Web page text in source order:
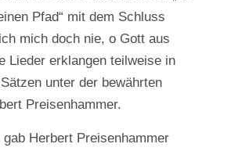
Pfad“ mit dem Schluss
mich doch nie, o Gott aus
Lieder erklangen teilweise in
unter der bewährten
Preisenhammer.
Herbert Preisenhammer